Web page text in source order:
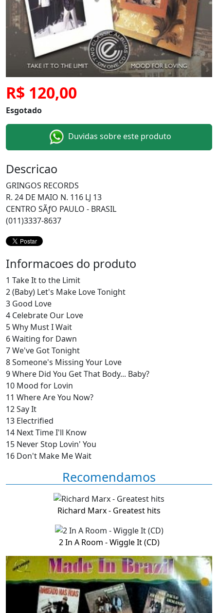
R$ 120,00
Esgotado
Duvidas sobre este produto
Descricao
GRINGOS RECORDS
R. 24 DE MAIO N. 116 LJ 13
CENTRO SÃƒO PAULO - BRASIL
(011)3337-8637
Informacoes do produto
1 Take It to the Limit
2 (Baby) Let's Make Love Tonight
3 Good Love
4 Celebrate Our Love
5 Why Must I Wait
6 Waiting for Dawn
7 We've Got Tonight
8 Someone's Missing Your Love
9 Where Did You Get That Body... Baby?
10 Mood for Lovin
11 Where Are You Now?
12 Say It
13 Electrified
14 Next Time I'll Know
15 Never Stop Lovin' You
16 Don't Make Me Wait
Recomendamos
Richard Marx - Greatest hits
2 In A Room - Wiggle It (CD)